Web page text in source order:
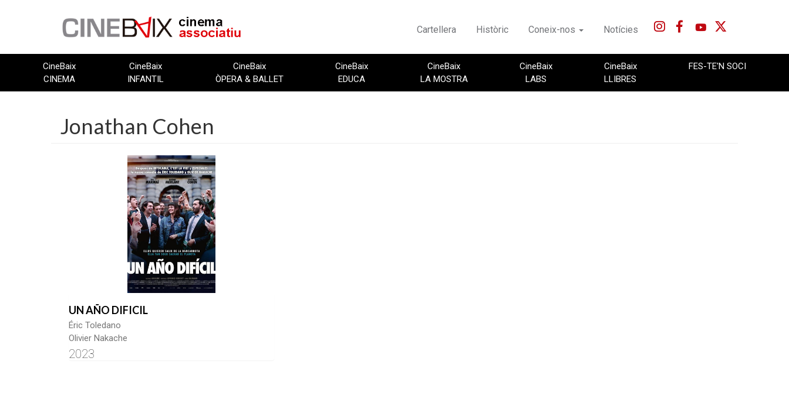
Cartellera Històric Coneix-nos Notícies
CineBaix
CINEMA
CineBaix
INFANTIL
CineBaix
ÒPERA & BALLET
CineBaix
EDUCA
CineBaix
LA MOSTRA
CineBaix
LABS
CineBaix
LLIBRES
FES-TE'N SOCI
Jonathan Cohen
UN AÑO DIFICIL
Éric Toledano
Olivier Nakache
2023